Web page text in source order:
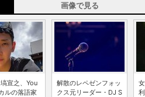
画像で見る
宣之、You
ルの落語家
解散のレペゼンフォッ
クス元リーダー・DJ S